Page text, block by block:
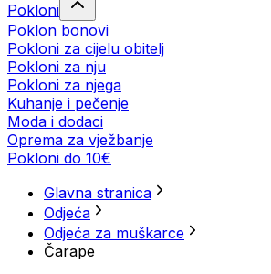
Pokloni
Poklon bonovi
Pokloni za cijelu obitelj
Pokloni za nju
Pokloni za njega
Kuhanje i pečenje
Moda i dodaci
Oprema za vježbanje
Pokloni do 10€
Glavna stranica
Odjeća
Odjeća za muškarce
Čarape